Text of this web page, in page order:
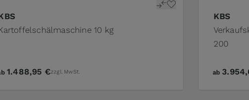
10 kg
1.488,95 €zzgl. MwSt.
KBS
200
ab